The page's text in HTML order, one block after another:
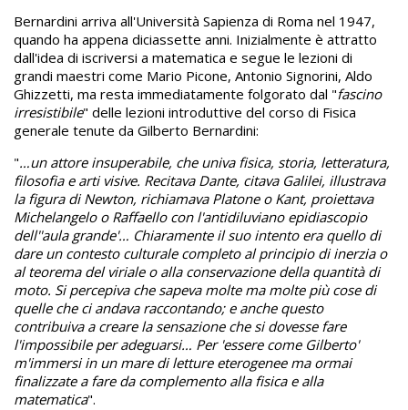
Bernardini arriva all'Università Sapienza di Roma nel 1947,
quando ha appena diciassette anni. Inizialmente è attratto
dall'idea di iscriversi a matematica e segue le lezioni di
grandi maestri come Mario Picone, Antonio Signorini, Aldo
Ghizzetti, ma resta immediatamente folgorato dal "fascino
irresistibile" delle lezioni introduttive del corso di Fisica
generale tenute da Gilberto Bernardini:
"…un attore insuperabile, che univa fisica, storia, letteratura,
filosofia e arti visive. Recitava Dante, citava Galilei, illustrava
la figura di Newton, richiamava Platone o Kant, proiettava
Michelangelo o Raffaello con l'antidiluviano epidiascopio
dell''aula grande'… Chiaramente il suo intento era quello di
dare un contesto culturale completo al principio di inerzia o
al teorema del viriale o alla conservazione della quantità di
moto. Si percepiva che sapeva molte ma molte più cose di
quelle che ci andava raccontando; e anche questo
contribuiva a creare la sensazione che si dovesse fare
l'impossibile per adeguarsi… Per 'essere come Gilberto'
m'immersi in un mare di letture eterogenee ma ormai
finalizzate a fare da complemento alla fisica e alla
matematica".